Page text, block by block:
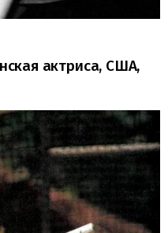
актриса, США,